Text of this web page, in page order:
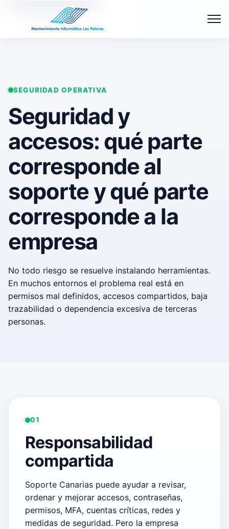
SEGURIDAD OPERATIVA
Seguridad y
accesos: qué parte
corresponde al
soporte y qué parte
corresponde a la
empresa
No todo riesgo se resuelve instalando herramientas.
En muchos entornos el problema real está en
permisos mal definidos, accesos compartidos, baja
trazabilidad o dependencia excesiva de terceras
personas.
01
Responsabilidad
compartida
Soporte Canarias puede ayudar a revisar,
ordenar y mejorar accesos, contraseñas,
permisos, MFA, cuentas críticas, redes y
medidas de seguridad. Pero la empresa